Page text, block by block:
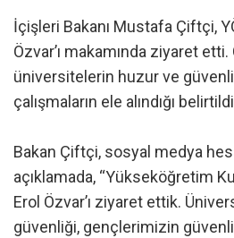
İçişleri Bakanı Mustafa Çiftçi,
Özvar’ı makamında ziyaret
üniversitelerin huzur ve
çalışmaların ele alındığı
Bakan Çiftçi, sosyal medya
açıklamada, “Yükseköğretim
Erol Özvar’ı ziyaret ettik.
güvenliği, gençlerimizin